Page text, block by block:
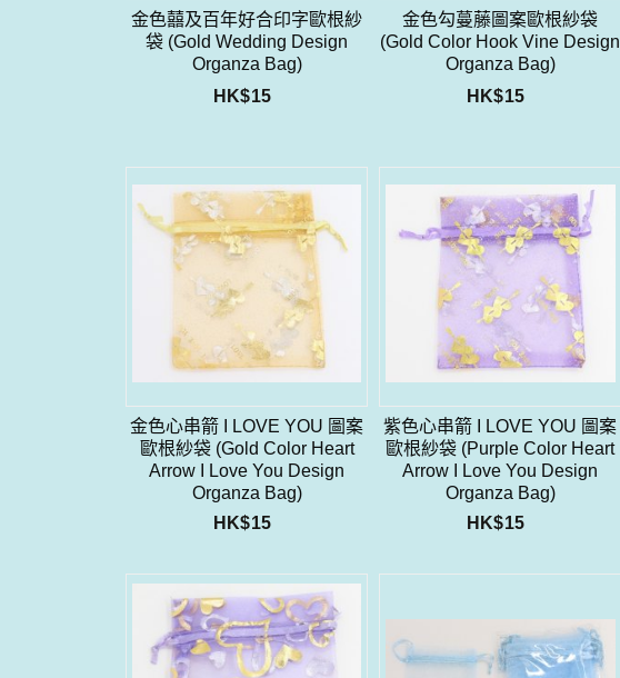
金色囍及百年好合印字歐根紗
袋 (Gold Wedding Design
Organza Bag)
HK$15
金色勾蔓藤圖案歐根紗袋
(Gold Color Hook Vine Design
Organza Bag)
HK$15
金色心串箭 I LOVE YOU 圖案
歐根紗袋 (Gold Color Heart
Arrow I Love You Design
Organza Bag)
HK$15
紫色心串箭 I LOVE YOU 圖案
歐根紗袋 (Purple Color Heart
Arrow I Love You Design
Organza Bag)
HK$15